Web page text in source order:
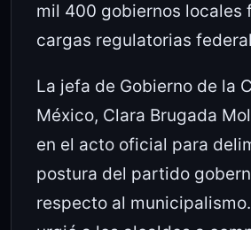
mil 400 gobiernos locales
cargas regulatorias
La jefa de Gobierno de la
México, Clara Brugada
en el acto oficial para
postura del partido
respecto al